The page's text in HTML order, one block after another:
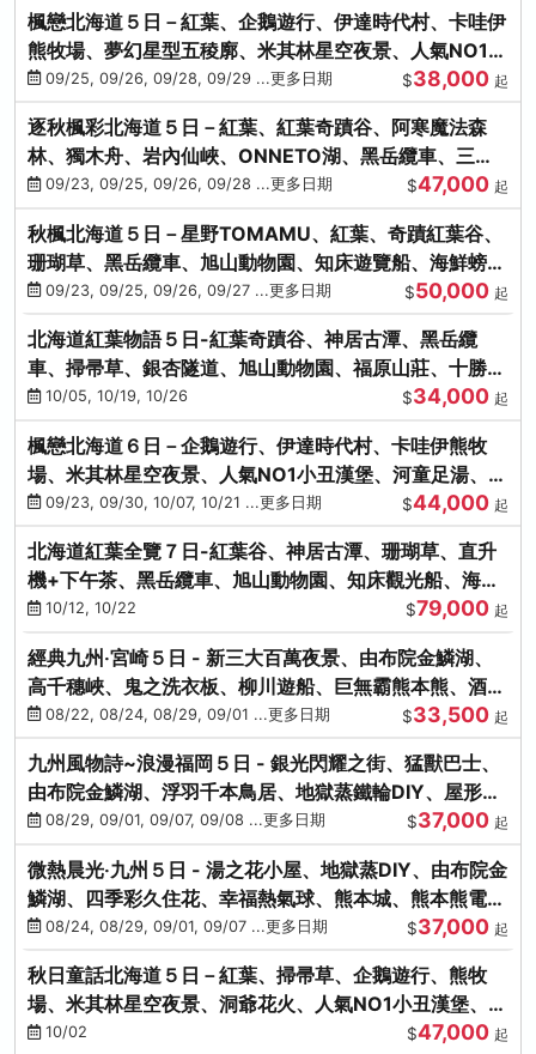
楓戀北海道５日－紅葉、企鵝遊行、伊達時代村、卡哇伊
熊牧場、夢幻星型五稜廓、米其林星空夜景、人氣NO1小
丑漢堡、洞爺花火
09/25, 09/26, 09/28, 09/29 ...更多日期 $38,000 起
逐秋楓彩北海道５日－紅葉、紅葉奇蹟谷、阿寒魔法森
林、獨木舟、岩內仙峽、ONNETO湖、黑岳纜車、三國
峠、豐平峽、螃蟹溫泉
09/23, 09/25, 09/26, 09/28 ...更多日期 $47,000 起
秋楓北海道５日－星野TOMAMU、紅葉、奇蹟紅葉谷、
珊瑚草、黑岳纜車、旭山動物園、知床遊覽船、海鮮螃蟹
和牛吃到飽
09/23, 09/25, 09/26, 09/27 ...更多日期 $50,000 起
北海道紅葉物語５日-紅葉奇蹟谷、神居古潭、黑岳纜
車、掃帚草、銀杏隧道、旭山動物園、福原山莊、十勝牧
場、冰的美術館
10/05, 10/19, 10/26 $34,000 起
楓戀北海道６日－企鵝遊行、伊達時代村、卡哇伊熊牧
場、米其林星空夜景、人氣NO1小丑漢堡、河童足湯、奇
幻燈遊步道、洞爺花火
09/23, 09/30, 10/07, 10/21 ...更多日期 $44,000 起
北海道紅葉全覽７日-紅葉谷、神居古潭、珊瑚草、直升
機+下午茶、黑岳纜車、旭山動物園、知床觀光船、海膽
涮涮鍋(不進免稅店)
10/12, 10/22 $79,000 起
經典九州‧宮崎５日 - 新三大百萬夜景、由布院金鱗湖、
高千穗峽、鬼之洗衣板、柳川遊船、巨無霸熊本熊、酒造
見學試飲
08/22, 08/24, 08/29, 09/01 ...更多日期 $33,500 起
九州風物詩~浪漫福岡５日 - 銀光閃耀之街、猛獸巴士、
由布院金鱗湖、浮羽千本鳥居、地獄蒸鐵輪DIY、屋形船
晚宴、鸕鶿捕魚
08/29, 09/01, 09/07, 09/08 ...更多日期 $37,000 起
微熱晨光‧九州５日 - 湯之花小屋、地獄蒸DIY、由布院金
鱗湖、四季彩久住花、幸福熱氣球、熊本城、熊本熊電
鐵、螃蟹吃到飽
08/24, 08/29, 09/01, 09/07 ...更多日期 $37,000 起
秋日童話北海道５日－紅葉、掃帚草、企鵝遊行、熊牧
場、米其林星空夜景、洞爺花火、人氣NO1小丑漢堡、螃
蟹放題(千/函)
10/02 $47,000 起